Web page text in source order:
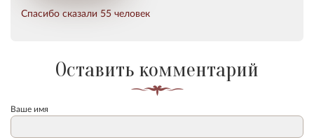
Спасибо сказали 55 человек
Оставить комментарий
Ваше имя